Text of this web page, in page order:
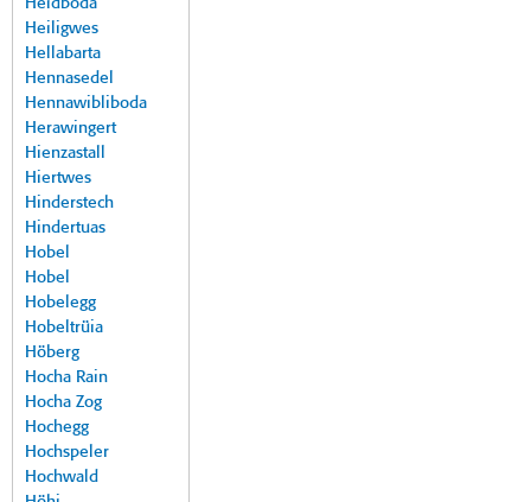
Heidboda
Heiligwes
Hellabarta
Hennasedel
Hennawibliboda
Herawingert
Hienzastall
Hiertwes
Hinderstech
Hindertuas
Hobel
Hobel
Hobelegg
Hobeltrüia
Höberg
Hocha Rain
Hocha Zog
Hochegg
Hochspeler
Hochwald